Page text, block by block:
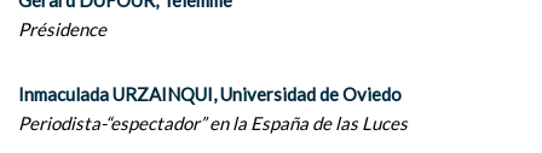
Présidence
Inmaculada URZAINQUI, Universidad de Oviedo
Periodista-“espectador” en la España de las Luces